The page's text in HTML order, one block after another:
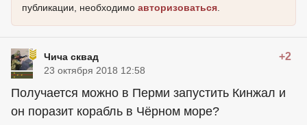
публикации, необходимо авторизоваться
Чича сквад +2
23 октября 2018 12:58
Получается можно в Перми запустить Кинжал и
он поразит корабль в Чёрном море?